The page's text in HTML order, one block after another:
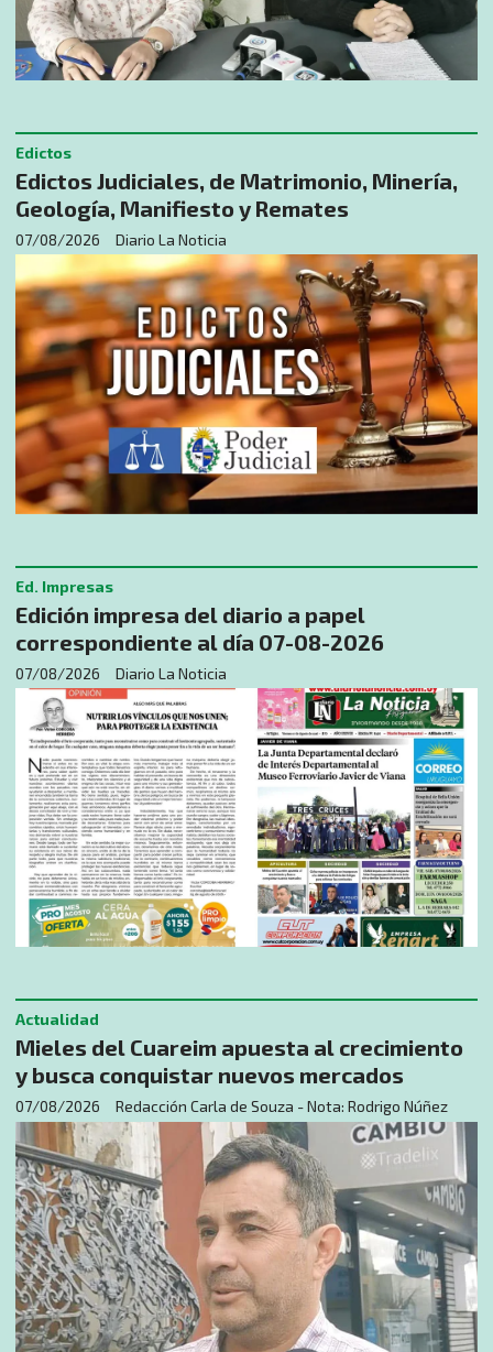
Edictos Judiciales, de Matrimonio, Minería,
Geología, Manifiesto y Remates
Diario La Noticia
Edictos
07/08/2026
Edición impresa del diario a papel
correspondiente al día 07-08-2026
Diario La Noticia
Ed. Impresas
07/08/2026
Mieles del Cuareim apuesta al crecimiento
y busca conquistar nuevos mercados
Redacción Carla de Souza - Nota: Rodrigo Núñez
Actualidad
07/08/2026